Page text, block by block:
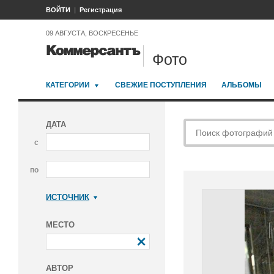
ВОЙТИ Регистрация
09 АВГУСТА, ВОСКРЕСЕНЬЕ
Фото
КАТЕГОРИИ СВЕЖИЕ ПОСТУПЛЕНИЯ АЛЬБОМЫ
ДАТА
с
по
ИСТОЧНИК
МЕСТО
АВТОР